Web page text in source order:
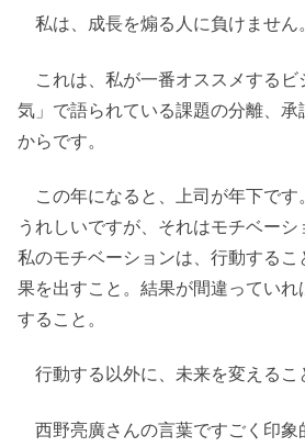
私は、成長を煽る人に負けません。
これは、私が一番オススメするビ
気」で語られている課題の分離、
からです。
この年になると、上司が年下です
うれしいですが、それはモチベーシ
私のモチベーションは、行動する
果を出すこと。結果が間違っていれ
すること。
行動する以外に、未来を変えるこ
西野亮廣さんの言葉ですごく印象